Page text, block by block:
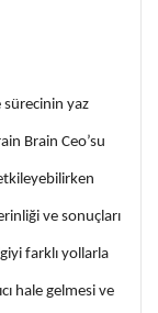
yaz
Brain Ceo’su
ve sonuçları
farklı yollarla
hale gelmesi ve